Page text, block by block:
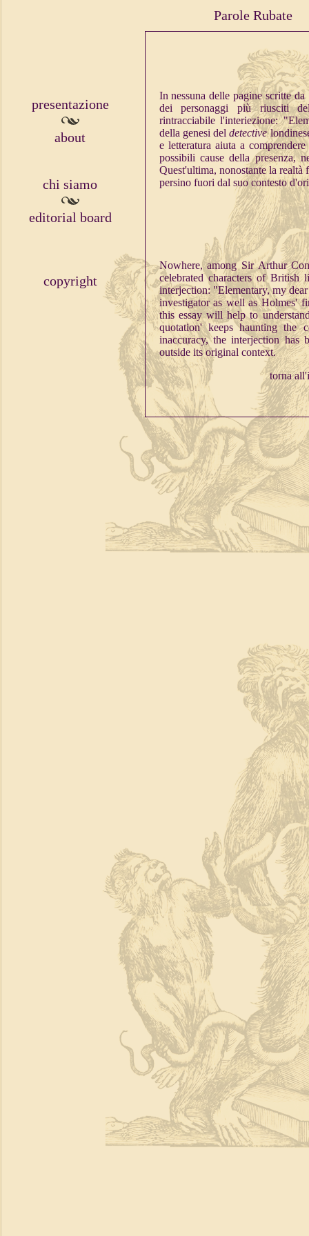
Parole Rubate
presentazione
about
chi siamo
editorial board
copyright
In nessuna delle pagine scritte
dei personaggi più riusciti
rintracciabile l'interiezione:
della genesi deldetective
e letteratura aiuta a
possibili cause della presenza,
Quest'ultima, nonostante la realtà
persino fuori dal suo contesto
Nowhere, among Sir Arthur
celebrated characters of British
interjection: "Elementary, my
investigator as well as Holmes'
this essay will help to
quotation' keeps haunting the
inaccuracy, the interjection has
outside its original context.
torna